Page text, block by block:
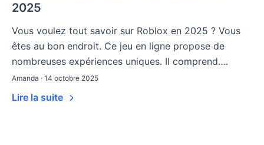
2025
Vous voulez tout savoir sur Roblox en 2025 ? Vous
êtes au bon endroit. Ce jeu en ligne propose de
nombreuses expériences uniques. Il comprend….
Amanda · 14 octobre 2025
Lire la suite